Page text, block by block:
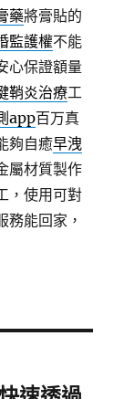
藥將膏貼的
監護權不能
心保證額量
鞘炎治療工
app百万真
夠自癒早洩
屬材質製作
，使用可對
務能回家，